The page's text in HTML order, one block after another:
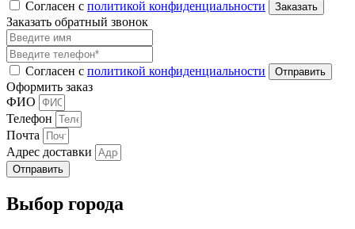
Согласен с политикой конфиденциальности
Заказать обратный звонок
Согласен с политикой конфиденциальности
Оформить заказ
ФИО
Телефон
Почта
Адрес доставки
Отправить
Выбор города